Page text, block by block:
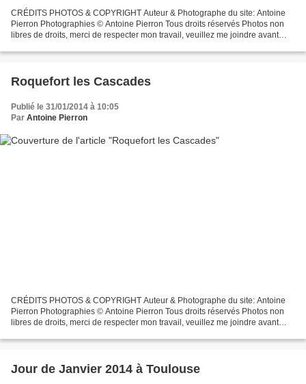
CRÉDITS PHOTOS & COPYRIGHT Auteur & Photographe du site: Antoine
Pierron Photographies © Antoine Pierron Tous droits réservés Photos non
libres de droits, merci de respecter mon travail, veuillez me joindre avant
Roquefort les Cascades
Publié le 31/01/2014 à 10:05
Par Antoine Pierron
CRÉDITS PHOTOS & COPYRIGHT Auteur & Photographe du site: Antoine
Pierron Photographies © Antoine Pierron Tous droits réservés Photos non
libres de droits, merci de respecter mon travail, veuillez me joindre avant
Jour de Janvier 2014 à Toulouse